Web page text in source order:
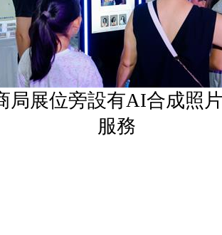
局展位旁設有AI合成照
服務